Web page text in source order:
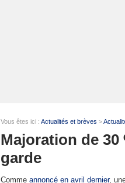
Vous êtes ici : Actualités et brèves >
Majoration de
garde
Comme annoncé en avril dernier,